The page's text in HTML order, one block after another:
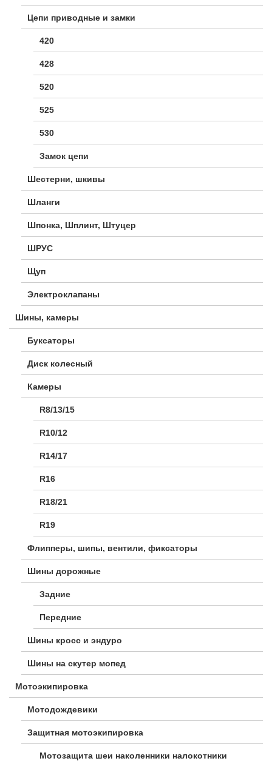
Цепи приводные и замки
420
428
520
525
530
Замок цепи
Шестерни, шкивы
Шланги
Шпонка, Шплинт, Штуцер
ШРУС
Щуп
Электроклапаны
Шины, камеры
Буксаторы
Диск колесный
Камеры
R8/13/15
R10/12
R14/17
R16
R18/21
R19
Флипперы, шипы, вентили, фиксаторы
Шины дорожные
Задние
Передние
Шины кросс и эндуро
Шины на скутер мопед
Мотоэкипировка
Мотодождевики
Защитная мотоэкипировка
Мотозащита шеи наколенники налокотники